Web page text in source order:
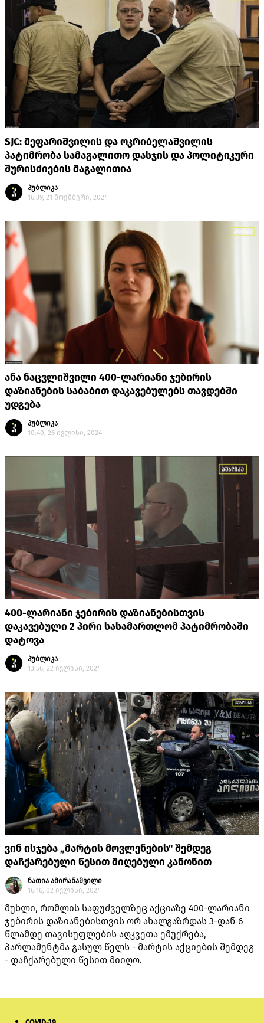
SJC: მეფარიშვილის და ოკრიბელაშვილის
პატიმრობა სამაგალითო დასჯის და პოლიტიკური
შურისძიების მაგალითია
პუბლიკა
16:39, 21 ნოემბერი, 2024
ანა ნაცვლიშვილი 400-ლარიანი ჯებირის
დაზიანების საბაბით დაკავებულებს თავდებში
უდგება
პუბლიკა
10:40, 26 ივლისი, 2024
400-ლარიანი ჯებირის დაზიანებისთვის
დაკავებული 2 პირი სასამართლომ პატიმრობაში
დატოვა
პუბლიკა
13:56, 22 ივლისი, 2024
ვინ ისჯება „მარტის მოვლენების" შემდეგ
დაჩქარებული წესით მიღებული კანონით
ნათია ამირანაშვილი
16:16, 02 ივლისი, 2024
მუხლი, რომლის საფუძველზეც აქციაზე 400-ლარიანი
ჯებირის დაზიანებისთვის ორ ახალგაზრდას 3-დან 6
წლამდე თავისუფლების აღკვეთა ემუქრება,
პარლამენტმა გასულ წელს - მარტის აქციების შემდეგ
- დაჩქარებული წესით მიიღო.